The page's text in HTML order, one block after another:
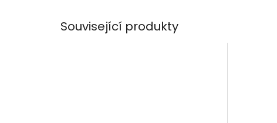
Související produkty